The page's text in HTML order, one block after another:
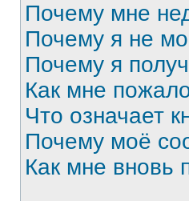
Почему мне
Почему я не
Почему я
Как мне
Что означает
Почему моё
Как мне вновь